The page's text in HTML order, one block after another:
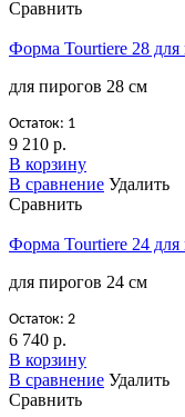
Сравнить
Форма Tourtiere 28
для пирогов 28 см
Остаток: 1
9 210 р.
В корзину
В сравнение Удалить
Сравнить
Форма Tourtiere 24
для пирогов 24 см
Остаток: 2
6 740 р.
В корзину
В сравнение Удалить
Сравнить